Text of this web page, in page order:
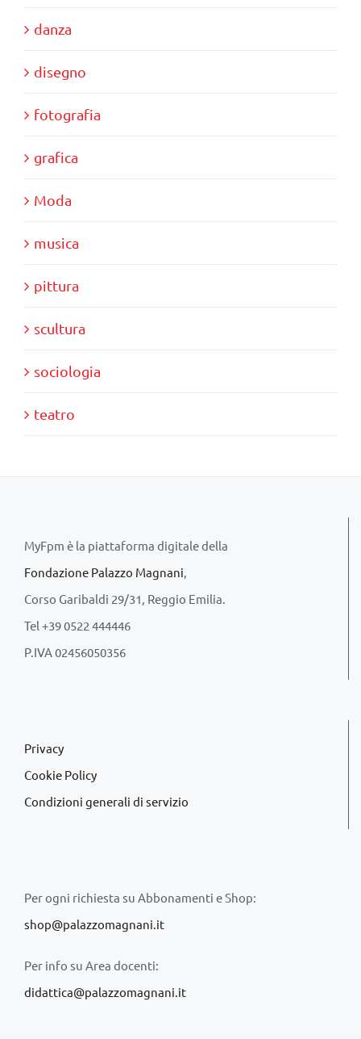
danza
disegno
fotografia
grafica
Moda
musica
pittura
scultura
sociologia
teatro
MyFpm è la piattaforma digitale della
Fondazione Palazzo Magnani
Corso Garibaldi 29/31, Reggio Emilia.
Tel +39 0522 444446
P.IVA 02456050356
Privacy
Cookie Policy
Condizioni generali di servizio
Per ogni richiesta su Abbonamenti e Shop:
shop@palazzomagnani.it
Per info su Area docenti:
didattica@palazzomagnani.it